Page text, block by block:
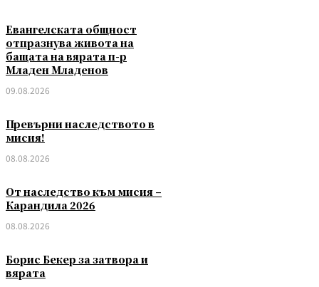
Евангелската общност
отпразнува живота на
бащата на вярата п-р
Младен Младенов
09.08.2026
Превърни наследството в
мисия!
08.08.2026
От наследство към мисия –
Карандила 2026
08.08.2026
Борис Бекер за затвора и
вярата